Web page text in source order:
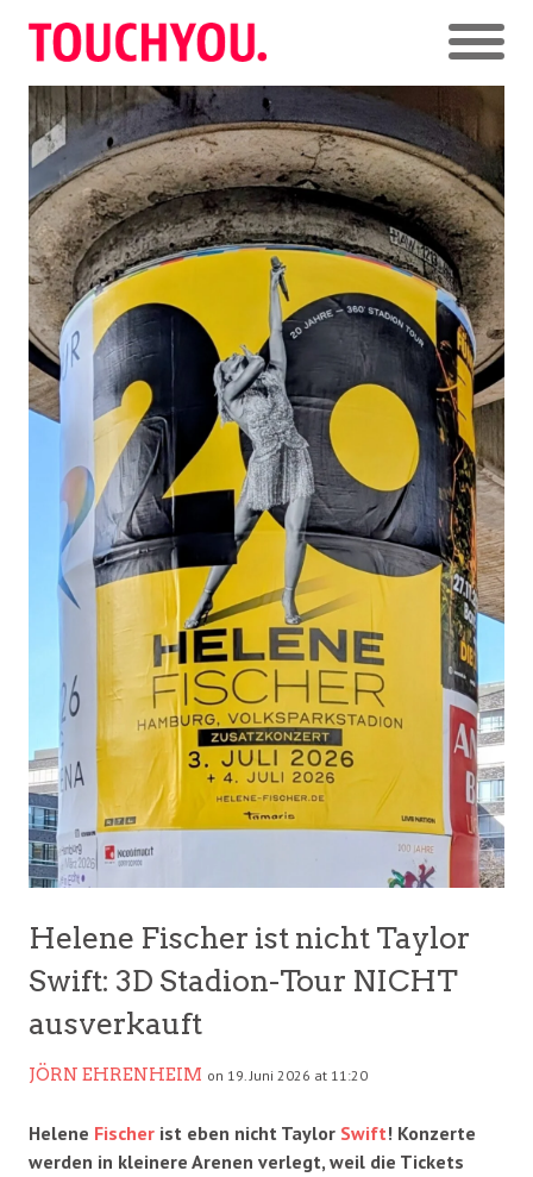
Helene Fischer ist nicht Taylor
Swift: 3D Stadion-Tour NICHT
ausverkauft
JÖRN EHRENHEIM on 19. Juni 2026 at 11:20
Helene Fischer ist eben nicht Taylor Swift! Konzerte
werden in kleinere Arenen verlegt, weil die Tickets